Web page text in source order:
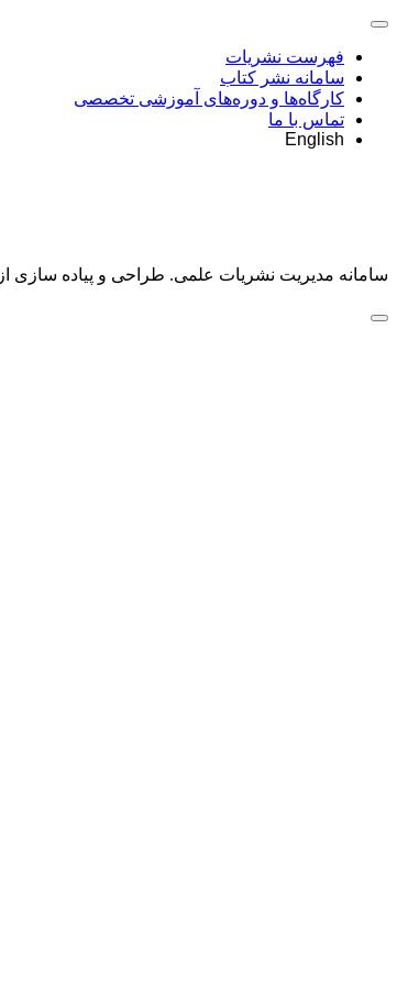
فهرست نشریات
سامانه نشر کتاب
کارگاه‌ها و دوره‌های آموزشی تخصصی
تماس با ما
English
سامانه مدیریت نشریات علمی. طراحی و پیاده سازی از